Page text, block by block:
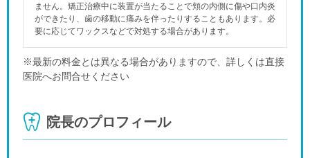
ません。矯正治療中に装置が当たることで頬の内側に傷や口内炎
ができたり、歯の移動に痛みを伴ったりすることもあります。必
要に応じてワックスなどで対処する場合があります。
※最新の料金とは異なる場合がありますので、詳しくは直接
医院へお問合せください
院長のプロフィール